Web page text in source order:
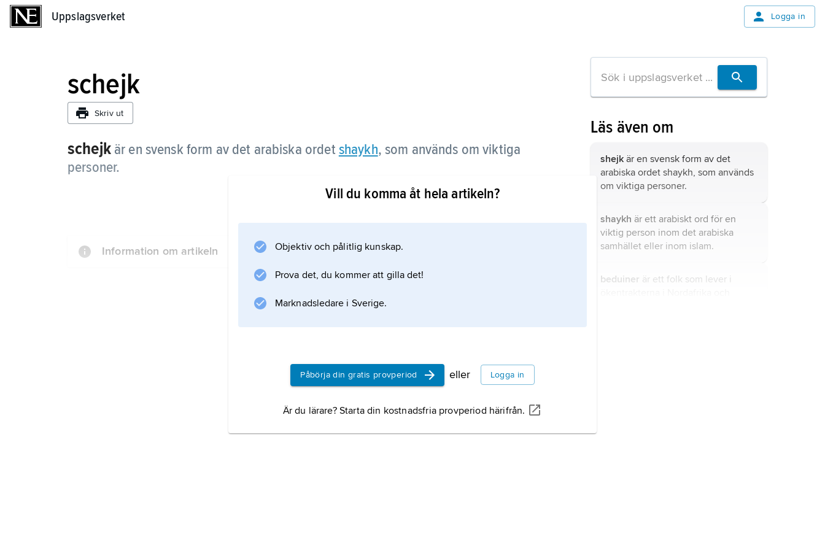
Uppslagsverket Logga in
schejk
Skriv ut
schejk är en svensk form av det arabiska ordet shaykh, som används om viktiga
personer.
Information om artikeln
Vill du komma åt hela artikeln?
Objektiv och pålitlig kunskap.
Prova det, du kommer att gilla det!
Marknadsledare i Sverige.
Påbörja din gratis provperiod eller Logga in
Är du lärare? Starta din kostnadsfria provperiod härifrån.
Läs även om
shejk är en svensk form av det
arabiska ordet shaykh, som används
om viktiga personer.
shaykh är ett arabiskt ord för en
viktig person inom det arabiska
samhället eller inom islam.
beduiner är ett folk som lever i